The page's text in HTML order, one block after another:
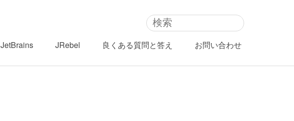
JetBrains JRebel 良くある質問と答え お問い合わせ